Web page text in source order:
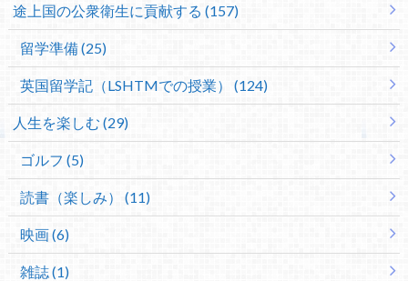
途上国の公衆衛生に貢献する (157)
留学準備 (25)
英国留学記（LSHTMでの授業） (124)
人生を楽しむ (29)
ゴルフ (5)
読書（楽しみ） (11)
映画 (6)
雑誌 (1)